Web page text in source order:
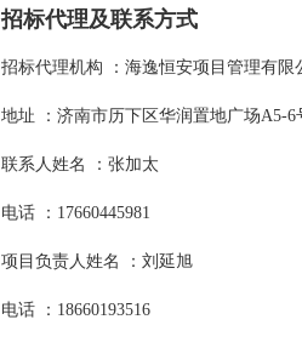
招标代理及联系方式
招标代理机构 ：海逸恒安项目管理有限
地址 ：济南市历下区华润置地广场A5-6
联系人姓名 ：张加太
电话 ：17660445981
项目负责人姓名 ：刘延旭
电话 ：18660193516